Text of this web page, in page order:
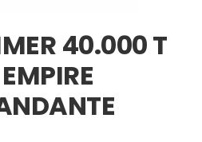
40.000 T